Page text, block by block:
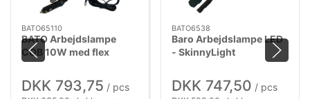
BATO65110
BATO Arbejdslampe
COB 10W med flex
magnetfod.
DKK 793,75 / pcs
BATO6538
Baro Arbejdslampe LED
- SkinnyLight
DKK 747,50 / pcs